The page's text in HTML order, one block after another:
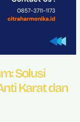
Solusi
Karat dan